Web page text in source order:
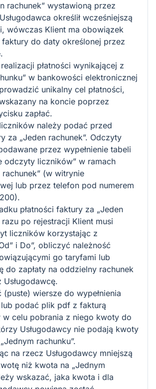
rachunek” wystawioną przez
określił wcześniejszą
wówczas Klient ma obowiązek
faktury do daty określonej przez
płatności wynikającej z
w bankowości elektronicznej
unikalny cel płatności,
na koncie poprzez
zapłać.
należy podać przed
za „Jeden rachunek”. Odczyty
przez wypełnienie tabeli
odczyty liczników” w ramach
rachunek” (w witrynie
lub przez telefon pod numerem
płatności faktury za „Jeden
razu po rejestracji Klient musi
liczników korzystając z
i Do”, obliczyć należność
go taryfami lub
do zapłaty na oddzielny rachunek
(puste) wiersze do wypełnienia
podać plik pdf z fakturą
w celu pobrania z niego kwoty do
Usługodawcy nie podają kwoty
rachunku”.
na rzecz Usługodawcy mniejszą
niż kwota na „Jednym
wskazać, jaka kwota i dla